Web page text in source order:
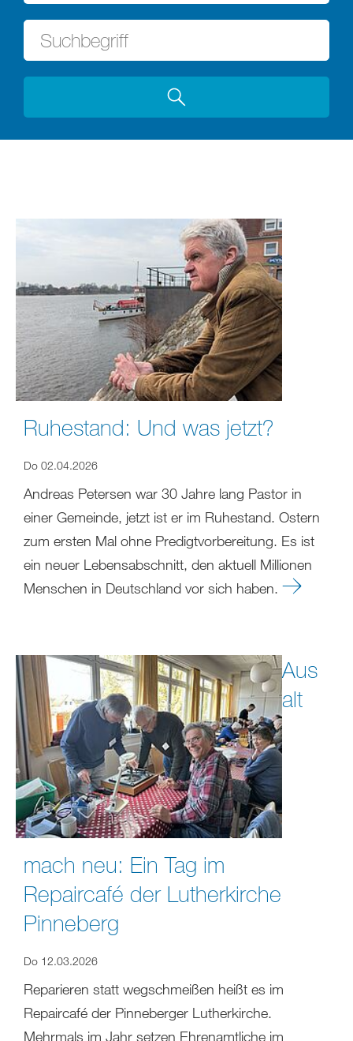
Ruhestand: Und was jetzt?
Do 02.04.2026
Andreas Petersen war 30 Jahre lang Pastor in
einer Gemeinde, jetzt ist er im Ruhestand. Ostern
zum ersten Mal ohne Predigtvorbereitung. Es ist
ein neuer Lebensabschnitt, den aktuell Millionen
Menschen in Deutschland vor sich haben.
Aus
alt
mach neu: Ein Tag im
Repaircafé der Lutherkirche
Pinneberg
Do 12.03.2026
Reparieren statt wegschmeißen heißt es im
Repaircafé der Pinneberger Lutherkirche.
Mehrmals im Jahr setzen Ehrenamtliche im